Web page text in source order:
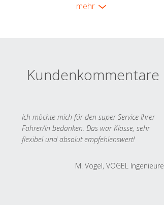
mehr
Kundenkommentare
Ich möchte mich für den super Service Ihrer
Fahrer/in bedanken. Das war Klasse, sehr
flexibel und absolut empfehlenswert!
M. Vogel, VOGEL Ingenieure